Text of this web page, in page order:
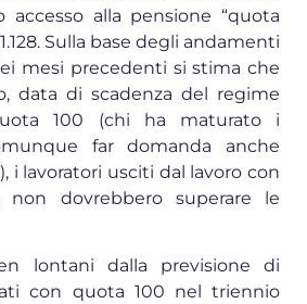
alla pensione “quota
Sulla base degli andamenti
mesi precedenti si stima che
data di scadenza del regime
100 (chi ha maturato i
far domanda anche
i lavoratori usciti dal lavoro con
non dovrebbero superare le
lontani dalla previsione di
con quota 100 nel triennio